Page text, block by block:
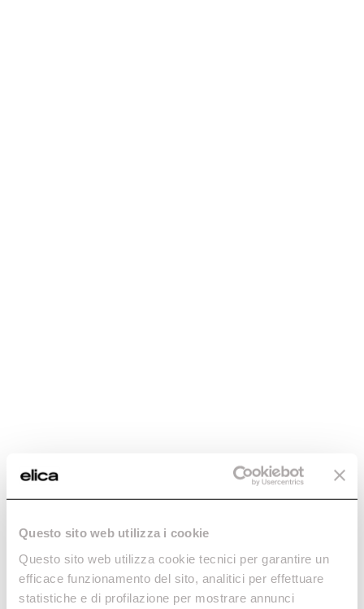
Questo sito web utilizza i cookie
Questo sito web utilizza cookie tecnici per garantire un
efficace funzionamento del sito, analitici per effettuare
statistiche e di profilazione per mostrare annunci